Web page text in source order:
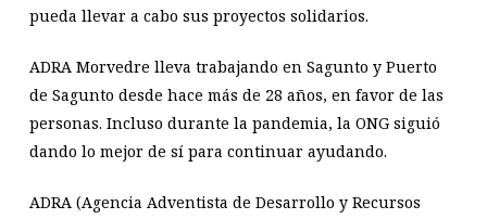
pueda llevar a cabo sus proyectos solidarios.
ADRA Morvedre lleva trabajando en Sagunto y Puerto
de Sagunto desde hace más de 28 años, en favor de las
personas. Incluso durante la pandemia, la ONG siguió
dando lo mejor de sí para continuar ayudando.
ADRA (Agencia Adventista de Desarrollo y Recursos